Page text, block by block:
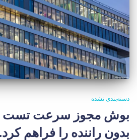
دسته‌بندی نشده
بوش مجوز سرعت تست
بدون راننده را فراهم کرد.